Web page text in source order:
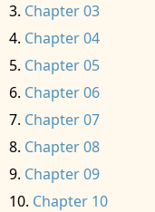
Chapter 03
Chapter 04
Chapter 05
Chapter 06
Chapter 07
Chapter 08
Chapter 09
Chapter 10